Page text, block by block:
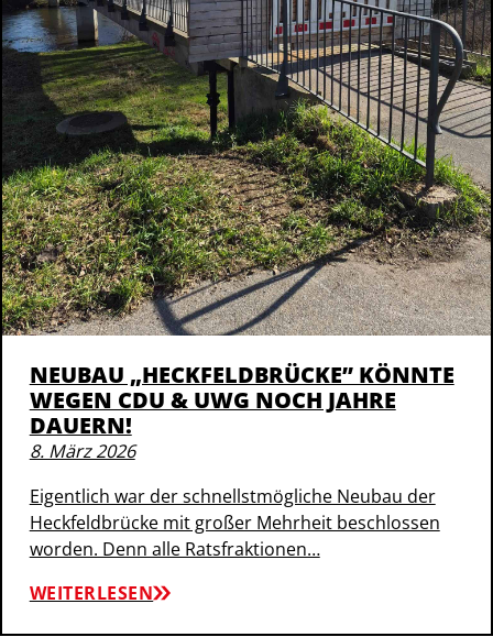
NEUBAU „HECKFELDBRÜCKE” KÖNNTE
WEGEN CDU & UWG NOCH JAHRE
DAUERN!
8. März 2026
Eigentlich war der schnellstmögliche Neubau der
Heckfeldbrücke mit großer Mehrheit beschlossen
worden. Denn alle Ratsfraktionen…
WEITERLESEN